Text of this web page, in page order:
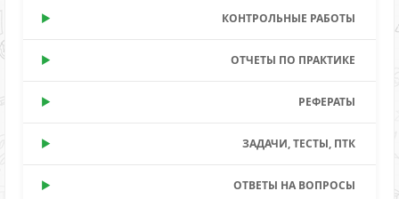
КОНТРОЛЬНЫЕ РАБОТЫ
ОТЧЕТЫ ПО ПРАКТИКЕ
РЕФЕРАТЫ
ЗАДАЧИ, ТЕСТЫ, ПТК
ОТВЕТЫ НА ВОПРОСЫ